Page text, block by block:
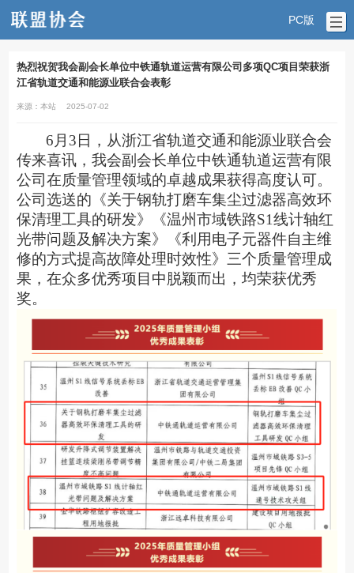
PC版
热烈祝贺我会副会长单位中铁通轨道运营有限公司多项QC项目荣获浙
江省轨道交通和能源业联合会表彰
来源：本站 2025-07-02
6月3日，从浙江省轨道交通和能源业联合会
传来喜讯，我会副会长单位中铁通轨道运营有限
公司在质量管理领域的卓越成果获得高度认可。
公司选送的《关于钢轨打磨车集尘过滤器高效环
保清理工具的研发》《温州市域铁路S1线计轴红
光带问题及解决方案》《利用电子元器件自主维
修的方式提高故障处理时效性》三个质量管理成
果，在众多优秀项目中脱颖而出，均荣获优秀
奖。